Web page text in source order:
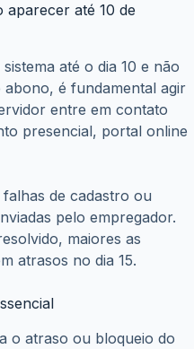
até 10 de
até o dia 10 e não
é fundamental agir
entre em contato
presencial, portal online
de cadastro ou
pelo empregador.
maiores as
atrasos no dia 15.
o atraso ou bloqueio do